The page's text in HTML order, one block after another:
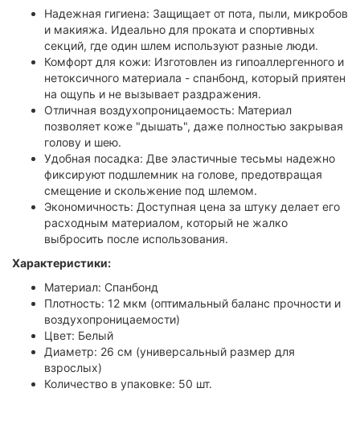
Надежная гигиена: Защищает от пота, пыли, микробов
и макияжа. Идеально для проката и спортивных
секций, где один шлем используют разные люди.
Комфорт для кожи: Изготовлен из гипоаллергенного и
нетоксичного материала - спанбонд, который приятен
на ощупь и не вызывает раздражения.
Отличная воздухопроницаемость: Материал
позволяет коже "дышать", даже полностью закрывая
голову и шею.
Удобная посадка: Две эластичные тесьмы надежно
фиксируют подшлемник на голове, предотвращая
смещение и скольжение под шлемом.
Экономичность: Доступная цена за штуку делает его
расходным материалом, который не жалко
выбросить после использования.
Характеристики:
Материал: Спанбонд
Плотность: 12 мкм (оптимальный баланс прочности и
воздухопроницаемости)
Цвет: Белый
Диаметр: 26 см (универсальный размер для
взрослых)
Количество в упаковке: 50 шт.